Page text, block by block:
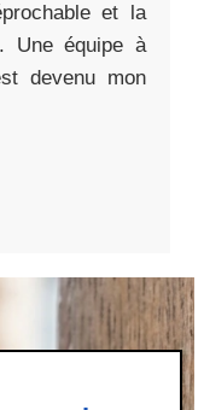
et la
Une équipe à
devenu mon